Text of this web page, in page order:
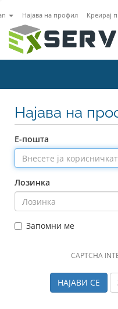
Најава на профил Креирај
Најава на
Е-пошта
Лозинка
Запомни ме
CAPTCHA